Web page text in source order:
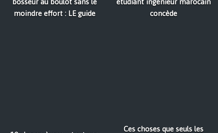
bosseur au boulot sans le
moindre effort : LE guide
étudiant ingénieur marocain
concède
Ces choses que seuls les